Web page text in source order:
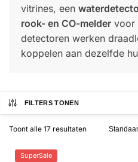
Alarm
met
&
vitrines, een
rook- en CO-melder voor
detectoren werken
koppelen aan dezelfde
FILTERS TONEN
Toont alle 17 resultaten
SuperSale